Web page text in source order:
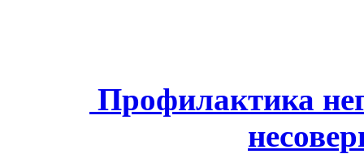
Профилактика